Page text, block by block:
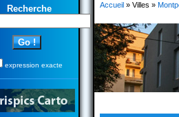
Recherche
expression exacte
Accueil» Villes »